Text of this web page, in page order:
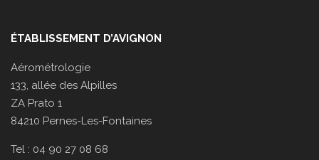
ÉTABLISSEMENT D’AVIGNON
Aérométrologie
133, allée des Alpilles
ZA Prato 1
84210 Pernes-Les-Fontaines
Tel : 04 90 27 08 68